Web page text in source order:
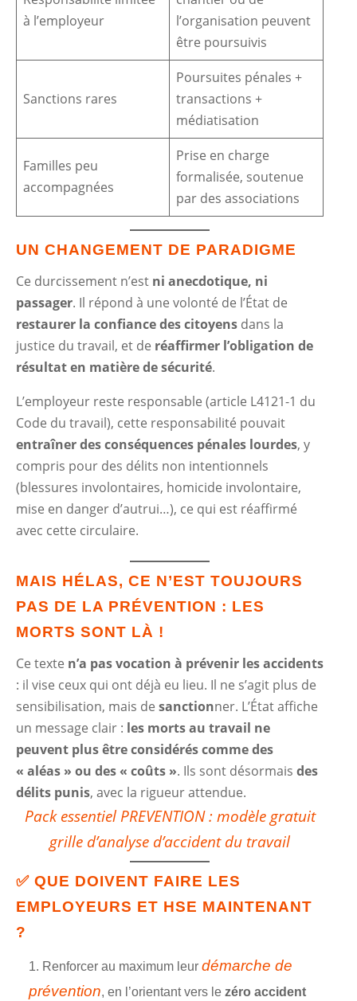
à l’employeur
l’organisation peuvent
être poursuivis
Sanctions rares
Poursuites pénales +
transactions +
médiatisation
Familles peu
accompagnées
Prise en charge
formalisée, soutenue
par des associations
UN CHANGEMENT DE PARADIGME
Ce durcissement n’est ni anecdotique, ni
passager. Il répond à une volonté de l’État de
restaurer la confiance des citoyens dans la
justice du travail, et de réaffirmer l’obligation de
résultat en matière de sécurité.
L’employeur reste responsable (article L4121-1 du
Code du travail), cette responsabilité pouvait
entraîner des conséquences pénales lourdes, y
compris pour des délits non intentionnels
(blessures involontaires, homicide involontaire,
mise en danger d’autrui…), ce qui est réaffirmé
avec cette circulaire.
MAIS HÉLAS, CE N’EST TOUJOURS
PAS DE LA PRÉVENTION : LES
MORTS SONT LÀ !
Ce texte n’a pas vocation à prévenir les accidents
: il vise ceux qui ont déjà eu lieu. Il ne s’agit plus de
sensibilisation, mais desanctionner. L’État affiche
un message clair : les morts au travail ne
peuvent plus être considérés comme des
« aléas » ou des « coûts ». Ils sont désormaisdes
délits punis, avec la rigueur attendue.
Pack essentiel PREVENTION : modèle gratuit
grille d’analyse d’accident du travail
✅ QUE DOIVENT FAIRE LES
EMPLOYEURS ET HSE MAINTENANT
?
Renforcer au maximum leurdémarche de
prévention, en l’orientant vers lezéro accident